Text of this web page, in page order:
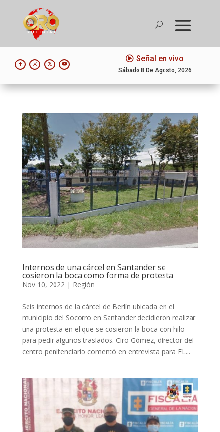
Señal en vivo
Sábado 8 De Agosto, 2026
Internos de una cárcel en Santander se
cosieron la boca como forma de protesta
Nov 10, 2022| Región
Seis internos de la cárcel de Berlín ubicada en el
municipio del Socorro en Santander decidieron realizar
una protesta en el que se cosieron la boca con hilo
para pedir algunos traslados. Ciro Gómez, director del
centro penitenciario comentó en entrevista para EL...